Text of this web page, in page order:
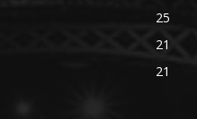
25
21
21